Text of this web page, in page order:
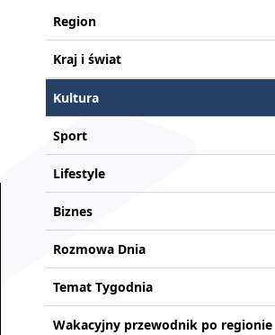
Region
Kraj i świat
Kultura
Sport
Lifestyle
Biznes
Rozmowa Dnia
Temat Tygodnia
Wakacyjny przewodnik po regionie